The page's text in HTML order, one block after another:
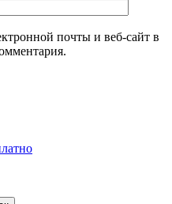
почты и веб-сайт в